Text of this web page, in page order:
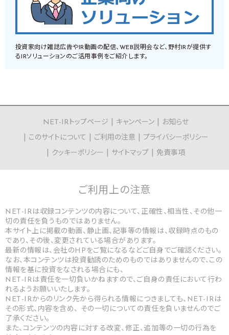
投資家向け雑誌広告やIR動画の配信、WEB説明会など、野村IRが提供す
るIRソリューションのご活用事例をご紹介します。
NET-IRトップページ キャンペーン
お知らせ
このサイトについて
ご利用の注意
プライバシーポリシー
クッキーポリシー
サイトマップ 免責事項
ご利用上の注意
NET-IRは収録コンテンツの内容について、正確性、相当性、その他一
切の責任を負うものではありません。
本サイト上に掲載の動画、静止画、記事等の情報は、収録時点のもの
であり、その後、変更されている場合があります。
最新の情報は、会社のHPをご覧になるなどご自身でご確認ください。
なお、本コンテンツは投資勧誘のためのものではありませんので、この
情報を基に投資をなされる場合にも、
NET-IRは責任を一切負いかねますので、ご自身の責任において行わ
れるようお願いいたします。
NET-IRからのリンク先から得られる情報につきましても、NET-IRは
その形式、内容を含め、 その一切についての責任を負いませんのでご
了承ください。
また、コンテンツの内容に対する改変、修正、追加等の一切の行為を